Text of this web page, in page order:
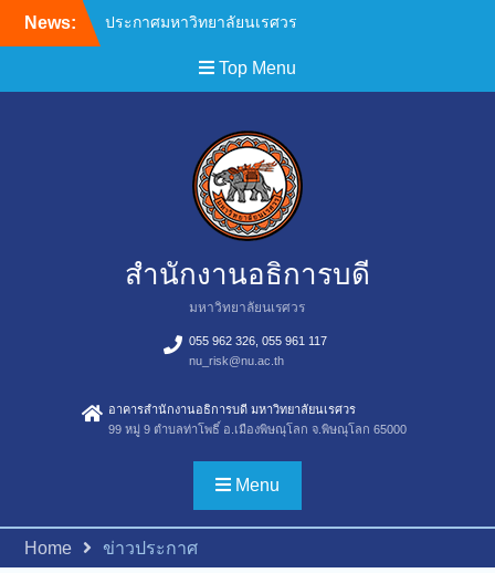
News:
ประกาศมหาวิทยาลัยนเรศวร
ราคา เช่าเครื่องถ่ายเอกสาร
พร้อมระบบเครือข่ายและ
พฤศจิกายน 2568 จำนวน 1
งาน ของสำนักงานอธิการบดี
โดยวิธีเฉพาะเจาะจง
ประกาศมหาวิทยาลัยนเรศวร
เรื่อง ประกาศผู้ชนะการเสนอ
ราคา จ้างบำรุงรักษา
โปรแกรมระบบงาน
สารบรรณอิเล็กทรอนิกส์ผ่าน
เครือข่าย Online
มหาวิทยาลัยนเรศวร จำนวน
เทคโนโลยีสารสนเทศและ
การสื่อสาร โดยวิธีเฉพาะ
ประกาศมหาวิทยาลัยนเรศวร
เรื่อง ประกาศผู้ชนะการเสนอ
ราคา จ้างเหมาบำรุงรักษา
ระบบเครื่องสำรองไฟฟ้าห้อง
Top Menu
สำนักงานอธิการบดี
มหาวิทยาลัยนเรศวร
055 962 326, 055 961 117
nu_risk@nu.ac.th
อาคารสำนักงานอธิการบดี มหาวิทยาลัยนเรศวร
99 หมู่ 9 ตำบลท่าโพธิ์ อ.เมืองพิษณุโลก จ.พิษณุโลก 65000
Menu
Home ข่าวประกาศ